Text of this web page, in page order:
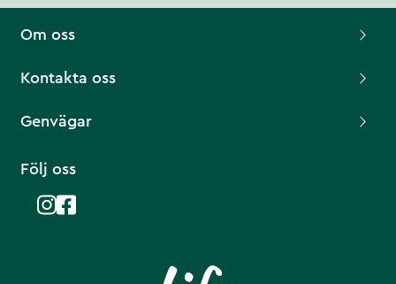
Om oss
Kontakta oss
Genvägar
Följ oss